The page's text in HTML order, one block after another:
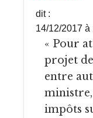
dit :
14/12/2017 à
« Pour
projet
entre
ministre,
impôts